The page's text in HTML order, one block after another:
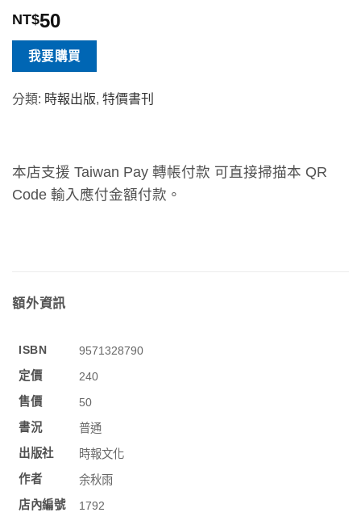
NT$50
我要購買
分類: 時報出版, 特價書刊
本店支援 Taiwan Pay 轉帳付款 可直接掃描本 QR
Code 輸入應付金額付款。
額外資訊
ISBN
9571328790
定價
240
售價
50
書況
普通
出版社
時報文化
作者
余秋雨
店內編號
1792